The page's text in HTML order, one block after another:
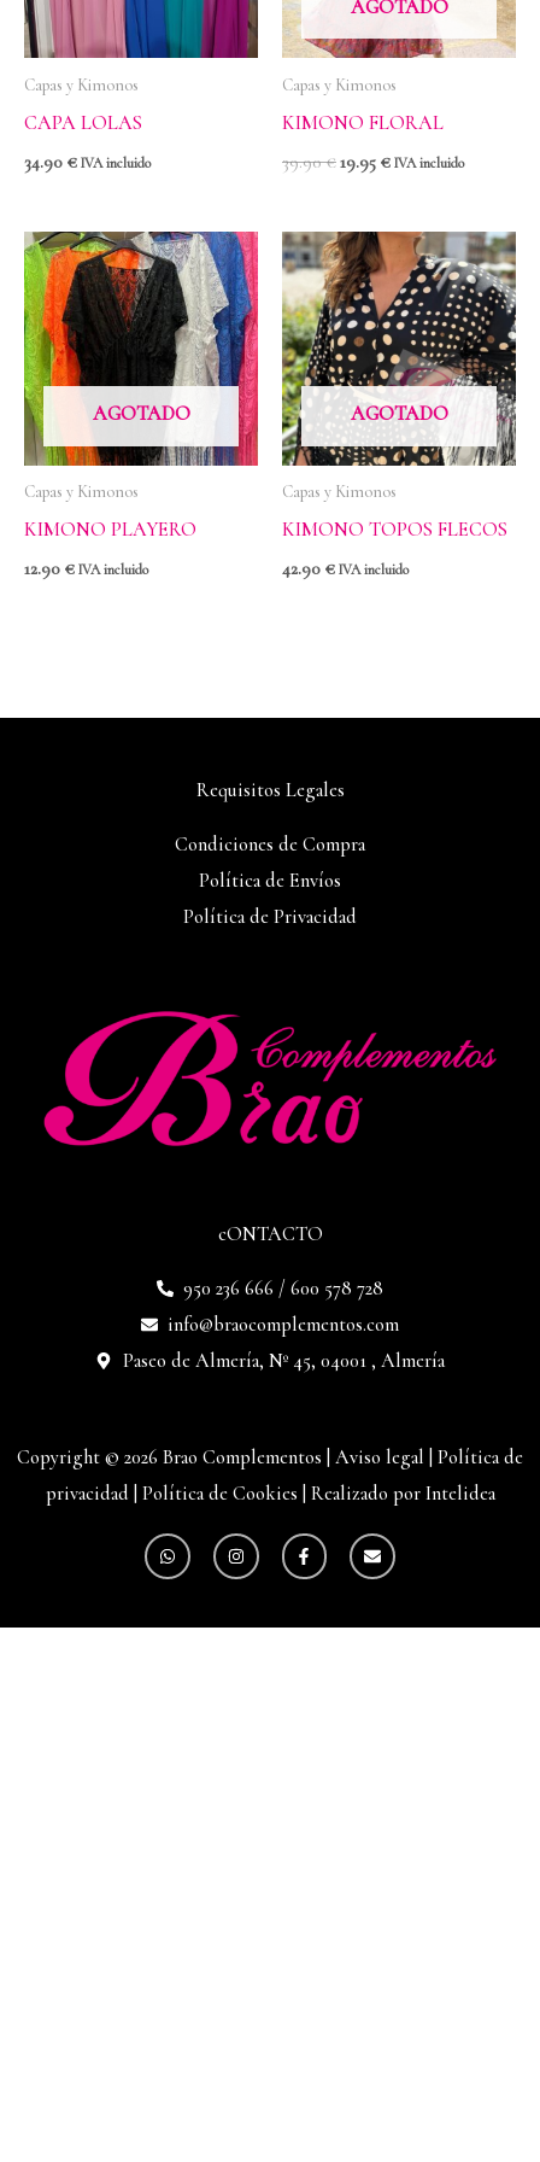
Capas y Kimonos
CAPA LOLAS
34.90 € IVA incluido
AGOTADO
Capas y Kimonos
KIMONO FLORAL
39.90€19.95 € IVA incluido
AGOTADO
Capas y Kimonos
KIMONO PLAYERO
12.90 € IVA incluido
AGOTADO
Capas y Kimonos
KIMONO TOPOS FLECOS
42.90 € IVA incluido
cONTACTO
950 236 666 / 600 578 728
info@braocomplementos.com
Paseo de Almería, Nº 45, 04001 , Almería
Requisitos Legales
Condiciones de Compra
Política de Envíos
Política de Privacidad
Copyright © 2026 Brao Complementos | Aviso legal Política de
privacidad Política de Cookies Realizado por Intelidea
W
h
a
a
I
n
s
g
F
a
c
o
E
n
v
o